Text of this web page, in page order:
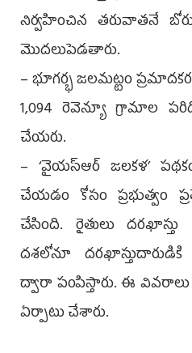
నిర్వహించిన తరువాతనే
మొదలుపెడతారు.
– భూగర్భ జలమట్టం
1,094 రెవెన్యూ గ్రామాల
చేయరు.
– ‘వైయ‌స్ఆర్‌‌ జలకళ’
చేయడం కోసం ప్రభుత్వం
చేసింది. రైతులు దరఖాస్తు
దశలోనూ
ద్వారా పంపిస్తారు. ఈ
ఏర్పాటు చేశారు.